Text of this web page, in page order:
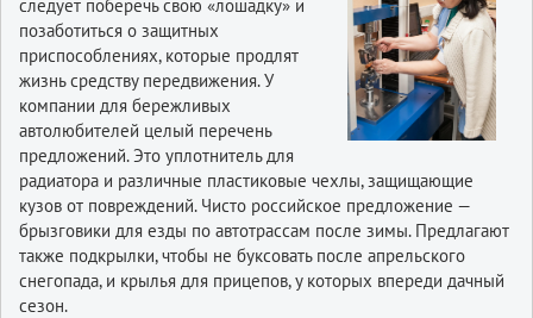
следует поберечь свою «лошадку» и
позаботиться о защитных
приспособлениях, которые продлят
жизнь средству передвижения. У
компании для бережливых
автолюбителей целый перечень
предложений. Это уплотнитель для
радиатора и различные пластиковые чехлы, защищающие
кузов от повреждений. Чисто российское предложение —
брызговики для езды по автотрассам после зимы. Предлагают
также подкрылки, чтобы не буксовать после апрельского
снегопада, и крылья для прицепов, у которых впереди дачный
сезон.